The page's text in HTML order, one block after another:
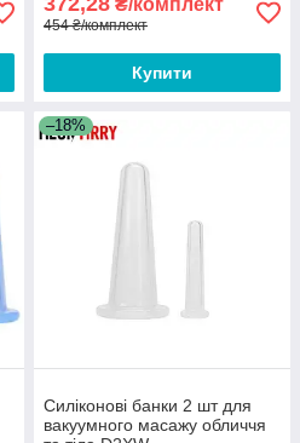
₴/комплект
454 ₴/комплект
Купити
–18%
Силіконові банки 2 шт для
вакуумного масажу обличчя